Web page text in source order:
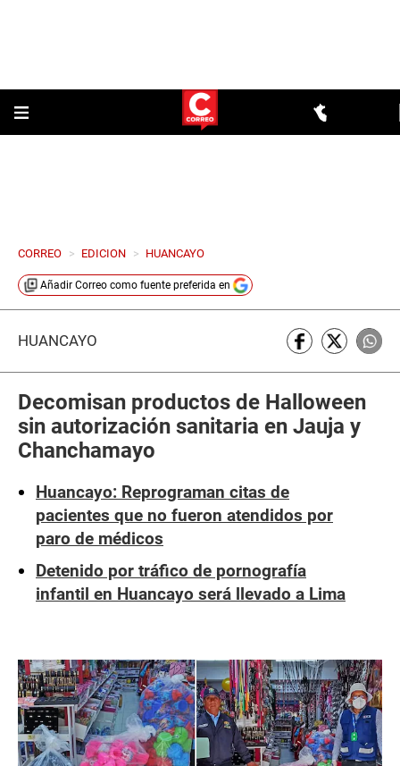
CORREO > EDICION > HUANCAYO
Añadir Correo como fuente preferida en
HUANCAYO
Decomisan productos de Halloween
sin autorización sanitaria en Jauja y
Chanchamayo
Huancayo: Reprograman citas de
pacientes que no fueron atendidos por
paro de médicos
Detenido por tráfico de pornografía
infantil en Huancayo será llevado a Lima